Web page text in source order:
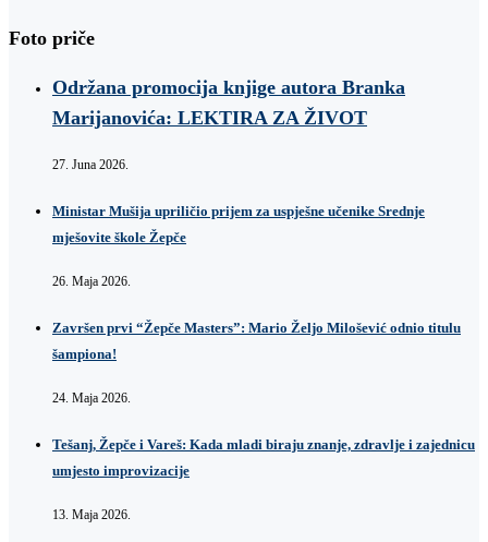
Foto priče
Održana promocija knjige autora Branka
Marijanovića: LEKTIRA ZA ŽIVOT
27. Juna 2026.
Ministar Mušija upriličio prijem za uspješne učenike Srednje
mješovite škole Žepče
26. Maja 2026.
Završen prvi “Žepče Masters”: Mario Željo Milošević odnio titulu
šampiona!
24. Maja 2026.
Tešanj, Žepče i Vareš: Kada mladi biraju znanje, zdravlje i zajednicu
umjesto improvizacije
13. Maja 2026.